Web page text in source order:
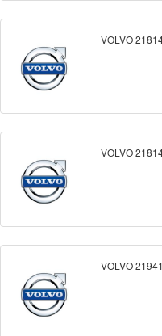
VOLVO
VOLVO
VOLVO